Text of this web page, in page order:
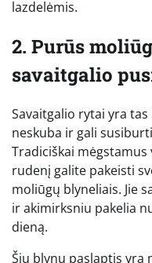
lazdelėmis.
2. Purūs
savaitgalio
Savaitgalio rytai yra
neskuba ir gali
Tradiciškai
rudenį galite pakeisti
moliūgų blyneliais. Jie
ir akimirksniu pakelia
dieną.
Šių blynų paslaptis yra